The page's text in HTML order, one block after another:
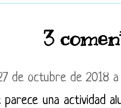
3
de octubre de 2018 a
parece una actividad